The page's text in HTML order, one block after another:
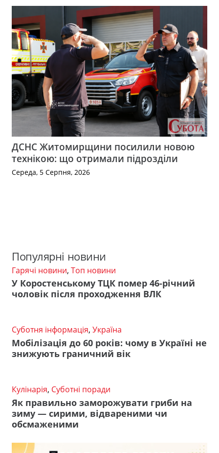
ДСНС Житомирщини посилили новою
технікою: що отримали підрозділи
Середа, 5 Серпня, 2026
Популярні новини
Гарячі новини, Топ новини
У Коростенському ТЦК помер 46-річний
чоловік після проходження ВЛК
Суботня інформація, Україна
Мобілізація до 60 років: чому в Україні не
знижують граничний вік
Кулінарія, Суботні поради
Як правильно заморожувати гриби на
зиму — сирими, відвареними чи
обсмаженими